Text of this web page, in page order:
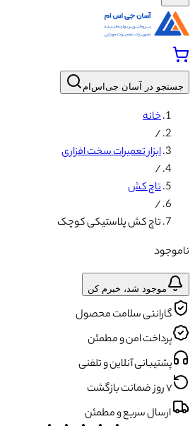
جستجو در آسان جی‌اس‌ام
خانه
/
ابزار تعمیرات سخت افزاری
/
تاچ کش
/
تاچ کش پلاستیکی کوچک
ناموجود
موجود شد، خبرم کن
گارانتی سلامت محصول
پرداخت امن و مطمئن
پشتیبانی آنلاین و تلفنی
۷ روز ضمانت بازگشت
ارسال سریع و مطمئن